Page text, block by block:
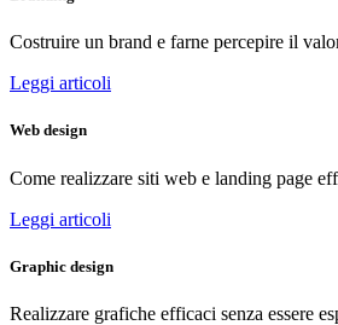
Costruire un brand e farne percepire il
Leggi articoli
Web design
Come realizzare siti web e landing page
Leggi articoli
Graphic design
Realizzare grafiche efficaci senza essere